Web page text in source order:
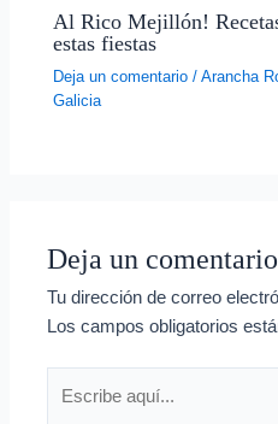
Al Rico Mejillón!
estas fiestas
Deja un comentario /Arancha
Galicia
Deja un comentario
Tu dirección de correo
Los campos obligatorios